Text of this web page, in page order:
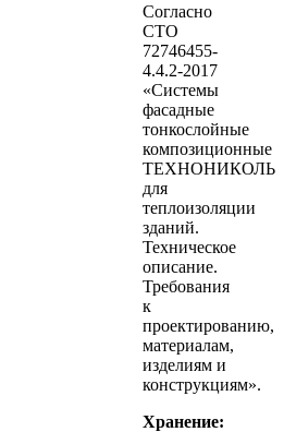
Согласно
СТО
72746455-
4.4.2-2017
«Системы
фасадные
тонкослойные
композиционные
ТЕХНОНИКОЛЬ
для
теплоизоляции
зданий.
Техническое
описание.
Требования
к
проектированию,
материалам,
изделиям и
конструкциям».
Хранение: